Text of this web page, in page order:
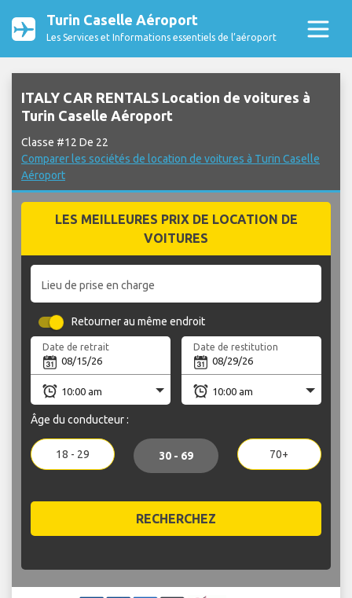
Turin Caselle Aéroport
Les Services et Informations essentiels de l’aéroport
ITALY CAR RENTALS Location de voitures à
Turin Caselle Aéroport
Classe #12 De 22
Comparer les sociétés de location de voitures à Turin Caselle
Aéroport
LES MEILLEURES PRIX DE LOCATION DE
VOITURES
Lieu de prise en charge
Retourner au même endroit
Date de retrait Date de restitution
Âge du conducteur :
18 - 29 30 - 69 70+
RECHERCHEZ